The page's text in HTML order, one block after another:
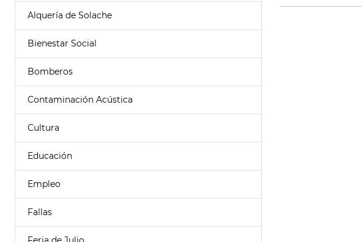
Alquería de Solache
Bienestar Social
Bomberos
Contaminación Acústica
Cultura
Educación
Empleo
Fallas